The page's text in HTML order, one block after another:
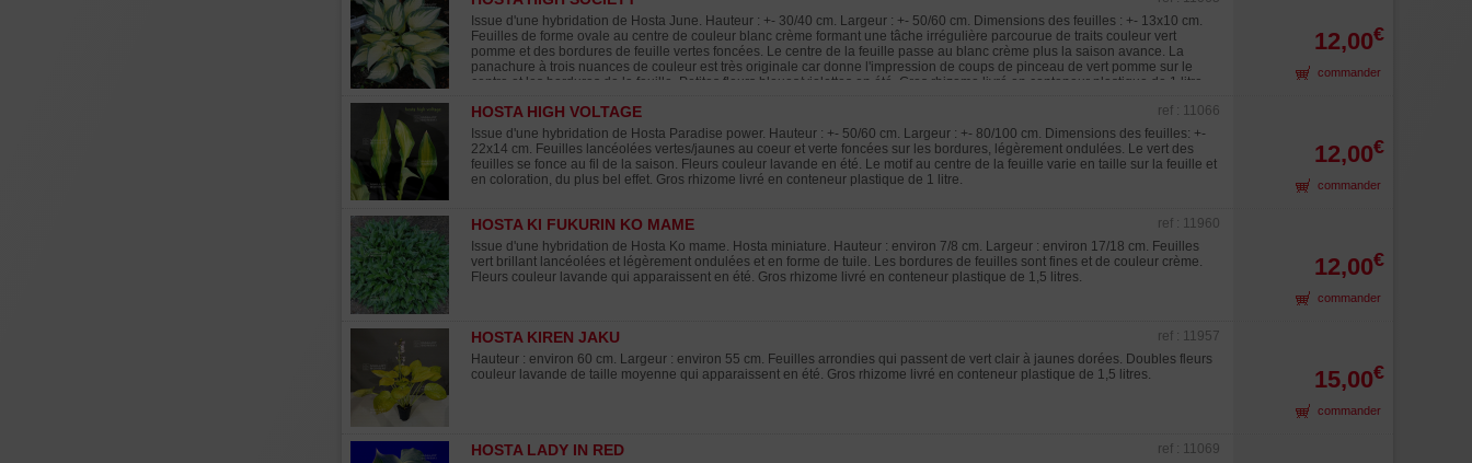
Issue d'une hybridation de Hosta June. Hauteur : +- 30/40 cm. Largeur : +- 50/60 cm. Dimensions des feuilles : +- 13x10 cm.
Feuilles de forme ovale au centre de couleur blanc crème formant une tâche irrégulière parcourue de traits couleur vert
pomme et des bordures de feuille vertes foncées. Le centre de la feuille passe au blanc crème plus la saison avance. La
panachure à trois nuances de couleur est très originale car donne l'impression de coups de pinceau de vert pomme sur le
centre et les bordures de la feuille. Petites fleurs bleues/violettes en été. Gros rhizome livré en conteneur plastique de 1 litre.
12,00€
commander
HOSTA HIGH VOLTAGE
ref : 11066
Issue d'une hybridation de Hosta Paradise power. Hauteur : +- 50/60 cm. Largeur : +- 80/100 cm. Dimensions des feuilles: +-
22x14 cm. Feuilles lancéolées vertes/jaunes au coeur et verte foncées sur les bordures, légèrement ondulées. Le vert des
feuilles se fonce au fil de la saison. Fleurs couleur lavande en été. Le motif au centre de la feuille varie en taille sur la feuille et
en coloration, du plus bel effet. Gros rhizome livré en conteneur plastique de 1 litre.
12,00€
commander
HOSTA KI FUKURIN KO MAME
ref : 11960
Issue d'une hybridation de Hosta Ko mame. Hosta miniature. Hauteur : environ 7/8 cm. Largeur : environ 17/18 cm. Feuilles
vert brillant lancéolées et légèrement ondulées et en forme de tuile. Les bordures de feuilles sont fines et de couleur crème.
Fleurs couleur lavande qui apparaissent en été. Gros rhizome livré en conteneur plastique de 1,5 litres.
12,00€
commander
HOSTA KIREN JAKU
ref : 11957
Hauteur : environ 60 cm. Largeur : environ 55 cm. Feuilles arrondies qui passent de vert clair à jaunes dorées. Doubles fleurs
couleur lavande de taille moyenne qui apparaissent en été. Gros rhizome livré en conteneur plastique de 1,5 litres.
15,00€
commander
HOSTA LADY IN RED
ref : 11069